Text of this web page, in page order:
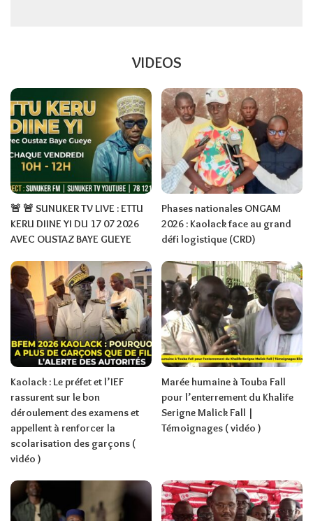
VIDEOS
🚨 🚨 SUNUKER TV LIVE : ETTU
KERU DIINE YI DU 17 07 2026
AVEC OUSTAZ BAYE GUEYE
Phases nationales ONGAM
2026 : Kaolack face au grand
défi logistique (CRD)
Kaolack : Le préfet et l’IEF
rassurent sur le bon
déroulement des examens et
appellent à renforcer la
scolarisation des garçons (
vidéo )
Marée humaine à Touba Fall
pour l’enterrement du Khalife
Serigne Malick Fall |
Témoignages ( vidéo )